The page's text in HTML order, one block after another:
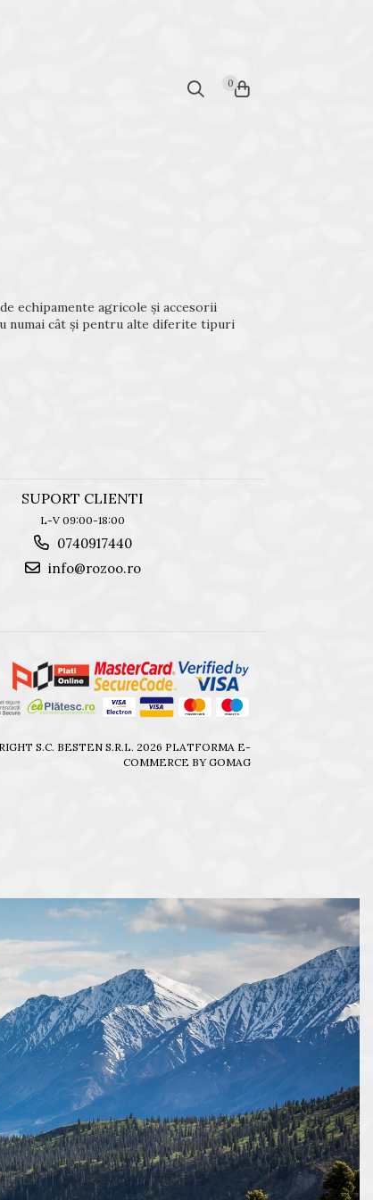
0
echipamente agricole şi accesorii
numai cât şi pentru alte diferite tipuri
SUPORT CLIENTI
L-V 09:00-18:00
0740917440
info@rozoo.ro
S.C. BESTEN S.R.L. 2026 PLATFORMA E-
COMMERCE BY GOMAG